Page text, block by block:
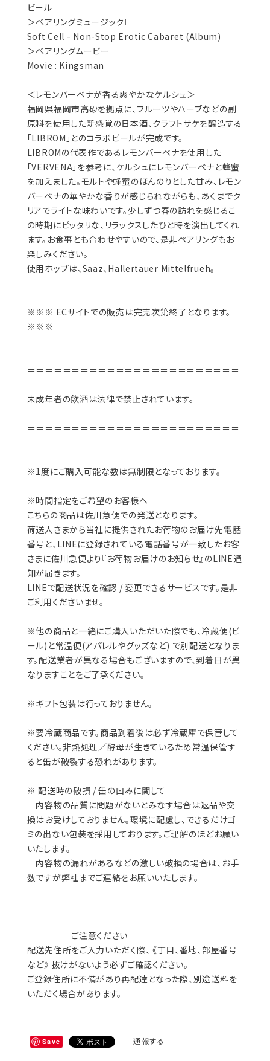
ビール
＞ペアリングミュージックⅠ
Soft Cell - Non-Stop Erotic Cabaret (Album)
＞ペアリングムービー
Movie : Kingsman
＜レモンバーベナが香る爽やかなケルシュ＞
福岡県福岡市高砂を拠点に、フルーツやハーブなどの副
原料を使用した新感覚の日本酒、クラフトサケを醸造する
「LIBROM」とのコラボビールが完成です。
LIBROMの代表作であるレモンバーベナを使用した
「VERVENA」を参考に、ケルシュにレモンバーベナと蜂蜜
を加えました。モルトや蜂蜜のほんのりとした甘み、レモン
バーベナの華やかな香りが感じられながらも、あくまでク
リアでライトな味わいです。少しずつ春の訪れを感じるこ
の時期にピッタリな、リラックスしたひと時を演出してくれ
ます。お食事とも合わせやすいので、是非ペアリングもお
楽しみください。
使用ホップは、Saaz、Hallertauer Mittelfrueh。
※※※ ECサイトでの販売は完売次第終了となります。
※※※
＝＝＝＝＝＝＝＝＝＝＝＝＝＝＝＝＝＝＝＝＝＝＝＝
未成年者の飲酒は法律で禁止されています。
＝＝＝＝＝＝＝＝＝＝＝＝＝＝＝＝＝＝＝＝＝＝＝＝
※1度にご購入可能な数は無制限となっております。
※時間指定をご希望のお客様へ
こちらの商品は佐川急便での発送となります。
荷送人さまから当社に提供されたお荷物のお届け先電話
番号と、LINEに登録されている電話番号が一致したお客
さまに佐川急便より『お荷物お届けのお知らせ』のLINE通
知が届きます。
LINEで配送状況を確認 / 変更できるサービスです。是非
ご利用くださいませ。
※他の商品と一緒にご購入いただいた際でも、冷蔵便(ビ
ール)と常温便(アパレルやグッズなど) で別配送となりま
す。配送業者が異なる場合もございますので、到着日が異
なりますことをご了承ください。
※ギフト包装は行っておりません。
※要冷蔵商品です。商品到着後は必ず冷蔵庫で保管して
ください。非熱処理／酵母が生きているため常温保管す
ると缶が破裂する恐れがあります。
※ 配送時の破損 / 缶の凹みに関して
内容物の品質に問題がないとみなす場合は返品や交
換はお受けしておりません。環境に配慮し、できるだけゴ
ミの出ない包装を採用しております。ご理解のほどお願い
いたします。
内容物の漏れがあるなどの激しい破損の場合は、お手
数ですが弊社までご連絡をお願いいたします。
＝＝＝＝＝ご注意ください＝＝＝＝＝
配送先住所をご入力いただく際、 《丁目、番地、部屋番号
など》 抜けがないよう必ずご確認ください。
ご登録住所に不備があり再配達となった際、別途送料を
いただく場合があります。
Save 通報する